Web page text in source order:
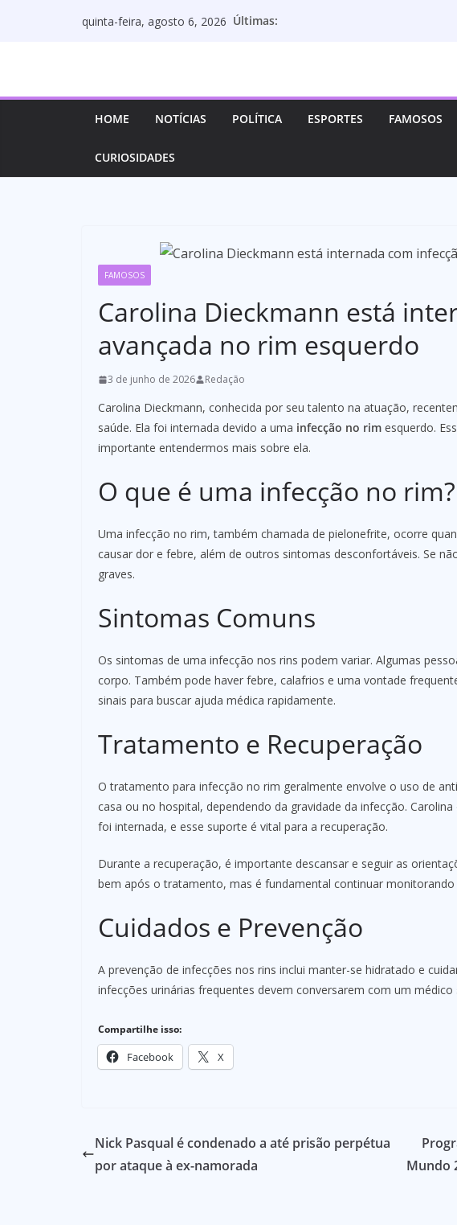
quinta-feira, agosto 6, 2026 Últimas:
HOME NOTÍCIAS POLÍTICA ESPORTES FAMOSOS
CURIOSIDADES
FAMOSOS
Carolina Dieckmann está
avançada no rim esquerdo
3 de junho de 2026 Redação
Carolina Dieckmann, conhecida por seu talento na atuação,
saúde. Ela foi internada devido a uma infecção no rim esquerdo.
importante entendermos mais sobre ela.
O que é uma infecção no rim?
Uma infecção no rim, também chamada de pielonefrite, ocorre
causar dor e febre, além de outros sintomas desconfortáveis. Se
graves.
Sintomas Comuns
Os sintomas de uma infecção nos rins podem variar. Algumas
corpo. Também pode haver febre, calafrios e uma vontade
sinais para buscar ajuda médica rapidamente.
Tratamento e Recuperação
O tratamento para infecção no rim geralmente envolve o uso de
casa ou no hospital, dependendo da gravidade da infecção.
foi internada, e esse suporte é vital para a recuperação.
Durante a recuperação, é importante descansar e seguir as
bem após o tratamento, mas é fundamental continuar monitorando
Cuidados e Prevenção
A prevenção de infecções nos rins inclui manter-se hidratado e
infecções urinárias frequentes devem conversarem com um
Compartilhe isso:
Facebook X
Nick Pasqual é condenado a até prisão perpétua
por ataque à ex-namorada
Mundo